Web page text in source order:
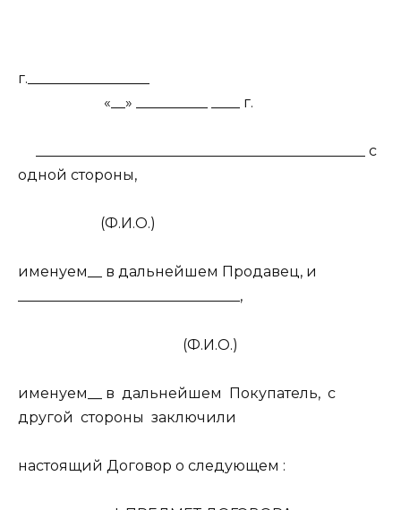
г._________________
«__» __________ ____ г.
______________________________________________ с
одной стороны,
(Ф.И.О.)
именуем__ в дальнейшем Продавец, и
_______________________________,
(Ф.И.О.)
именуем__ в дальнейшем Покупатель, с
другой стороны заключили
настоящий Договор о следующем :